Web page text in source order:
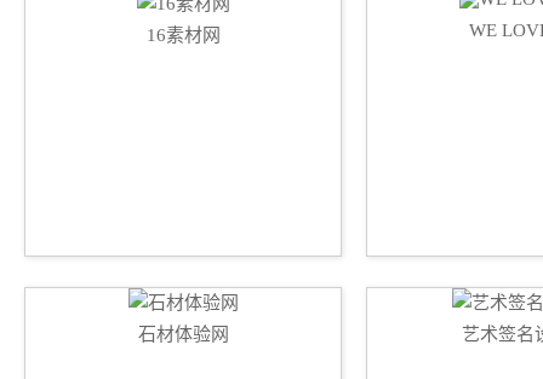
16素材网 WE
石材体验网 艺术签名